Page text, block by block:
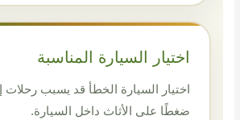
اختيار السيارة المناسبة
اختيار السيارة الخطأ قد يسبب رحلات
ضغطًا على الأثاث داخل السيارة.